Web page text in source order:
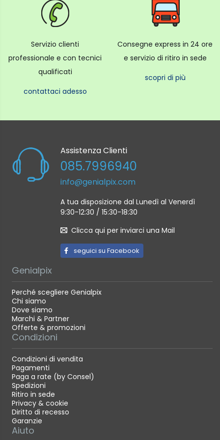
potrebbero accidentalmente iniziare una pulizia con
la semplice pressione di un pulsante.
Roaming senza preoccupazioni
Abbi fiducia che il tuo Q7 Max possa vagare in
sicurezza per casa tua.
sensori, inclusi sensori di dislivello, accelerometri,
Eviterà di rotolare giù dai gradini, rimanere
intrappolati o sbattere contro le pareti.
Svuotamento automatico della polvere
Potenza di aspirazione 4200 Pa
Pressione costante sul mocio 300 g
Sensore di precisione LiDAR
Mappatura 3D
Programmi di pulizia personalizzate
Servizio clienti
professionale e con tecnici
qualificati
contattaci adesso
Consegne express in 24 ore
e servizio di ritiro in sede
scopri di più
Assistenza Clienti
085.7996940
info@genialpix.com
A tua disposizione dal Lunedì al Venerdì
9:30-12:30 / 15:30-18:30
Clicca qui per inviarci una Mail
seguici su Facebook
Genialpix
Perché scegliere Genialpix
Chi siamo
Dove siamo
Marchi & Partner
Offerte & promozioni
Condizioni
Condizioni di vendita
Pagamenti
Paga a rate (by Consel)
Spedizioni
Ritiro in sede
Privacy & cookie
Diritto di recesso
Garanzie
Aiuto